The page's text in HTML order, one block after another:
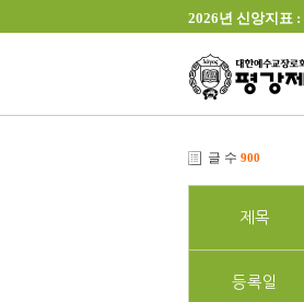
2026년 신앙지표 :
글 수 900
제목
등록일